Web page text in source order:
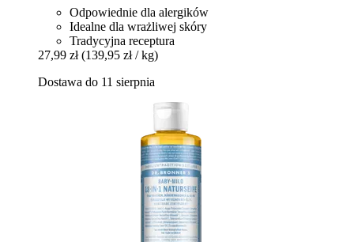
Odpowiednie dla alergików
Idealne dla wrażliwej skóry
Tradycyjna receptura
27,99 zł (139,95 zł / kg)
Dostawa do 11 sierpnia